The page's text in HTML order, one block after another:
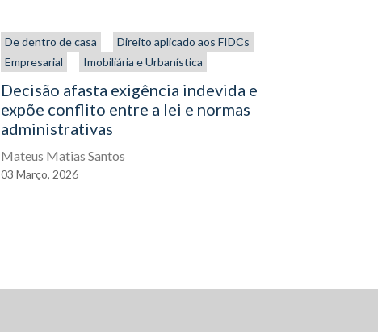
De dentro de casa
Direito aplicado aos FIDCs
Empresarial
Imobiliária e Urbanística
Decisão afasta exigência indevida e
expõe conflito entre a lei e normas
administrativas
Mateus Matias Santos
03 Março, 2026